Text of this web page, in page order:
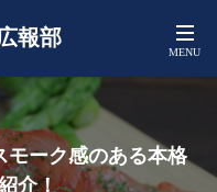
報部
モーク感のある本格
介！